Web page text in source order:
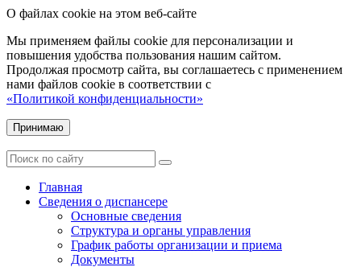
О файлах cookie на этом веб-сайте
Мы применяем файлы cookie для персонализации и
повышения удобства пользования нашим сайтом.
Продолжая просмотр сайта, вы соглашаетесь с применением
нами файлов cookie в соответствии с
«Политикой конфиденциальности»
Принимаю
Главная
Сведения о диспансере
Основные сведения
Структура и органы управления
График работы организации и приема
Документы